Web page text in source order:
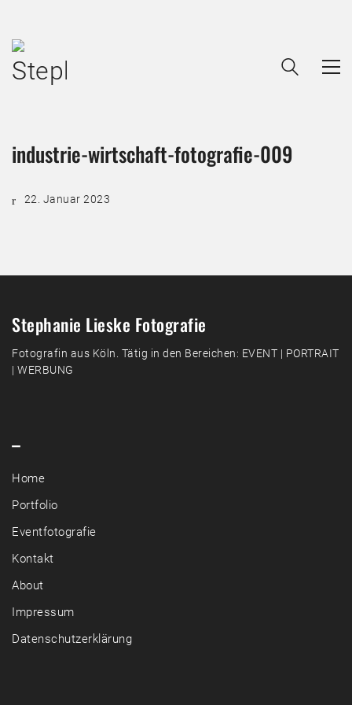
industrie-wirtschaft-fotografie-009
22. Januar 2023
Stephanie Lieske Fotografie
Fotografin aus Köln. Tätig in den Bereichen: EVENT | PORTRAIT
| WERBUNG
–
Home
Portfolio
Eventfotografie
Kontakt
About
Impressum
Datenschutzerklärung